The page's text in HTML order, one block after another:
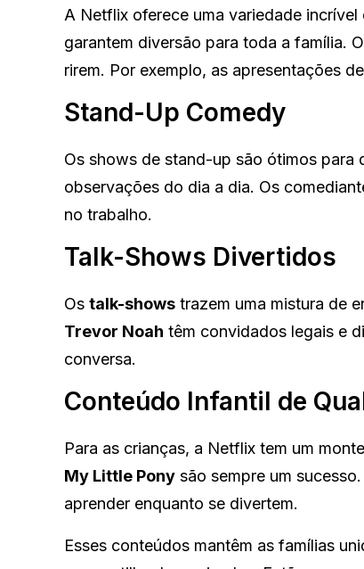
A Netflix oferece uma variedade incrível
garantem diversão para toda a família.
rirem. Por exemplo, as apresentações de
Stand-Up Comedy
Os shows de stand-up são ótimos para
observações do dia a dia. Os
no trabalho.
Talk-Shows Divertidos
Os talk-shows trazem uma mistura de
Trevor Noah têm convidados legais e
conversa.
Conteúdo Infantil de
Para as crianças, a Netflix tem um
My Little Pony são sempre um
aprender enquanto se divertem.
Esses conteúdos mantêm as famílias